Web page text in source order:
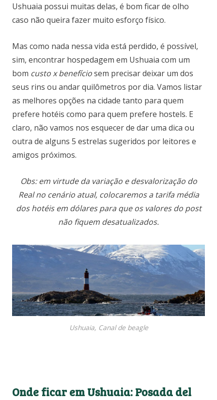
Ushuaia possui muitas delas, é bom ficar de olho
caso não queira fazer muito esforço físico.
Mas como nada nessa vida está perdido, é possível,
sim, encontrar hospedagem em Ushuaia com um
bom custo x benefíciosem precisar deixar um dos
seus rins ou andar quilômetros por dia. Vamos listar
as melhores opções na cidade tanto para quem
prefere hotéis como para quem prefere hostels. E
claro, não vamos nos esquecer de dar uma dica ou
outra de alguns 5 estrelas sugeridos por leitores e
amigos próximos.
Obs: em virtude da variação e desvalorização do
Real no cenário atual, colocaremos a tarifa média
dos hotéis em dólares para que os valores do post
não fiquem desatualizados.
Ushuaia, Canal de beagle
Onde ficar em Ushuaia:Posada del